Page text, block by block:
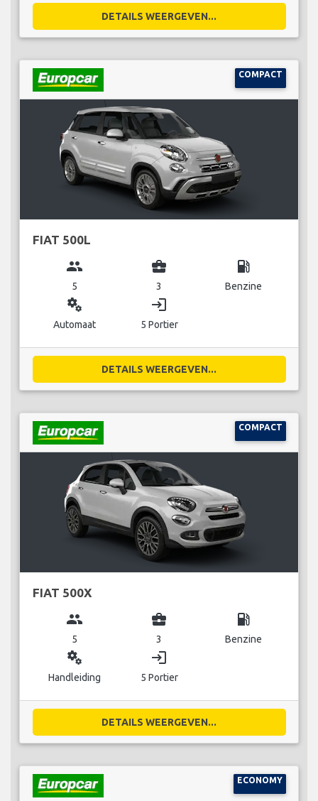
DETAILS WEERGEVEN...
COMPACT
FIAT 500L
group
5
business_center
3
local_gas_station
Benzine
miscellaneous_services
Automaat
login
5 Portier
DETAILS WEERGEVEN...
COMPACT
FIAT 500X
group
5
business_center
3
local_gas_station
Benzine
miscellaneous_services
Handleiding
login
5 Portier
DETAILS WEERGEVEN...
ECONOMY